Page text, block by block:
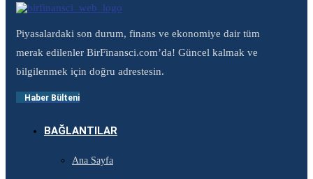
Piyasalardaki son durum, finans ve ekonomiye dair tüm
merak edilenler BirFinansci.com’da! Güncel kalmak ve
bilgilenmek için doğru adrestesin.
Haber Bülteni
BAĞLANTILAR
Ana Sayfa